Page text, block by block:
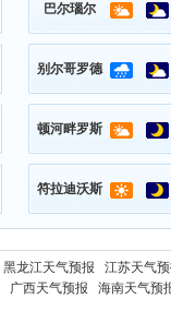
巴尔瑙尔
别尔哥罗德
顿河畔罗斯
符拉迪沃斯
黑龙江天气预报 江苏天气
广西天气预报 海南天气预